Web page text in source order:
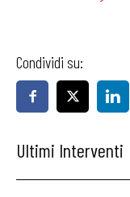
Condividi su:
Ultimi Interventi